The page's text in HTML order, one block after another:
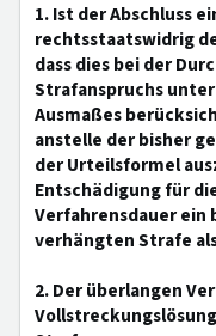
1. Ist der Abschluss
rechtsstaatswidrig
dass dies bei der
Strafanspruchs
Ausmaßes
anstelle der bisher
der Urteilsformel
Entschädigung für
Verfahrensdauer
verhängten Strafe
2. Der überlangen